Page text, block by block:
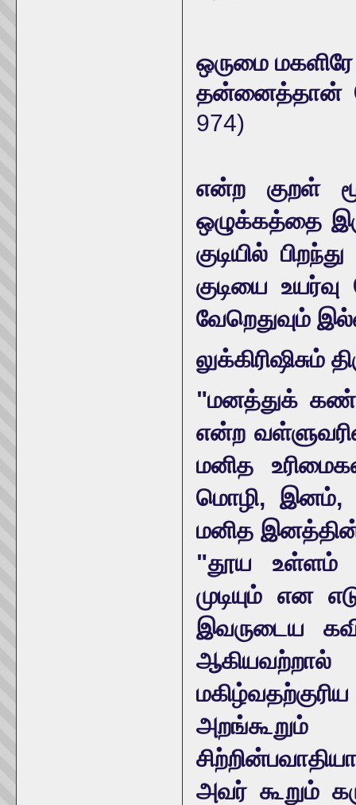
ஒருமை
தன்னைத்தான்
974)
என்ற குறள்
ஒழுக்கத்தை
குடியில்
குடியை
வேறெதுவும்
லுக்கிரிஷிசும்
"மனத்துக்
என்ற
மனித
மொழி, இனம்,
மனித
"தூய உள்ளம்
முடியும் என
இவருடைய
அவர் கூறும்